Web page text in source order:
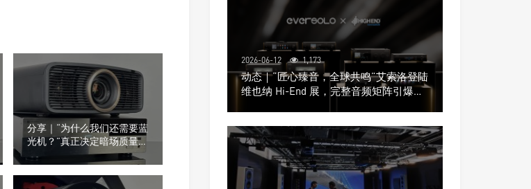
分享｜“为什么我们还需要蓝
光机？”真正决定暗场质量
的，从来不只是投影机
2026-06-12 1,173
动态｜“匠心臻音，全球共鸣”艾索洛登陆
维也纳 Hi-End 展，完整音频矩阵引爆关